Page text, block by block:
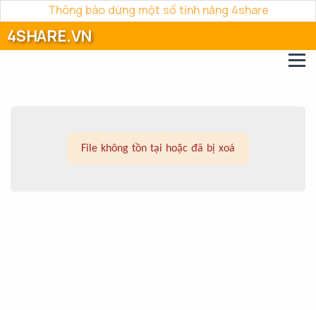
Thông báo dừng một số tính năng 4share
4SHARE.VN
File không tồn tại hoặc đã bị xoá